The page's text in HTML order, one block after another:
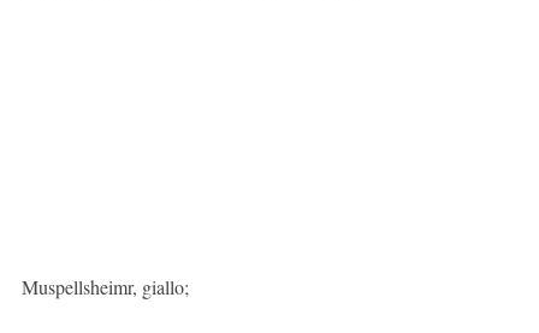
Muspellsheimr, giallo;